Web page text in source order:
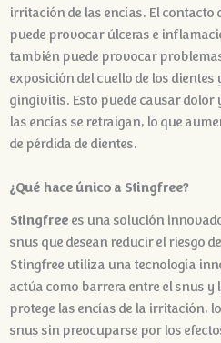
irritación de las encías. El contacto
puede provocar úlceras e
también puede provocar
exposición del cuello de los dientes
gingivitis. Esto puede causar dolor
las encías se retraigan, lo que
de pérdida de dientes.
¿Qué hace único a Stingfree?
Stingfree es una solución
snus que desean reducir el riesgo
Stingfree utiliza una tecnología
actúa como barrera entre el snus y
protege las encías de la irritación,
snus sin preocuparse por los